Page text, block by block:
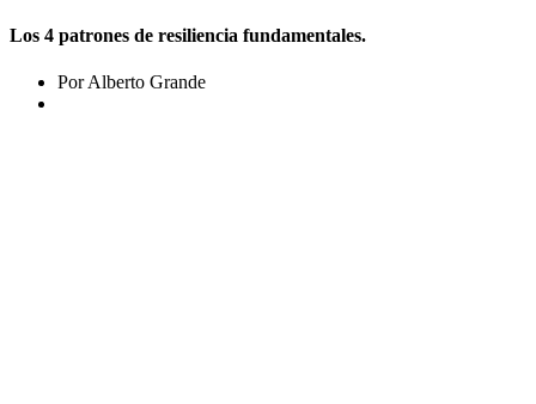
Los 4 patrones de resiliencia fundamentales.
Por Alberto Grande